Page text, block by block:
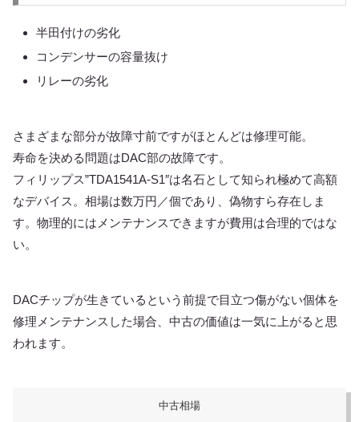
半田付けの劣化
コンデンサーの容量抜け
リレーの劣化
さまざまな部分が故障寸前ですがほとんどは修理可能。
寿命を決める問題はDAC部の故障です。
フィリップス”TDA1541A-S1″は名石として知られ極めて高額
なデバイス。相場は数万円／個であり、偽物すら存在しま
す。物理的にはメンテナンスできますが費用は合理的ではな
い。
DACチップが生きているという前提で目立つ傷がない個体を
修理メンテナンスした場合、中古の価値は一気に上がると思
われます。
中古相場